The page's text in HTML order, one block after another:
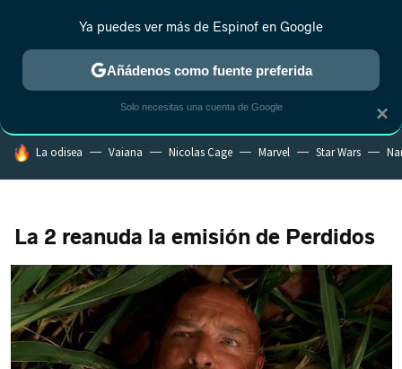
ESTRENOS REALITY ANIME RANKINGS CINE
HOY SE HABLA DE
La odisea Vaiana Nicolas Cage Marvel Star Wars
La 2 reanuda la emisión de Perdidos
×
Ya puedes ver más de Espinof en Google
Añádenos como fuente preferida
Solo necesitas una cuenta de Google